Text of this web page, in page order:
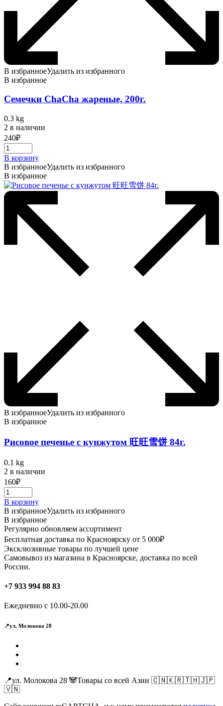
В избранноеУдалить из избранного
В избранное
Семечки ChaCha жареные, 200г.
0.3 kg
2 в наличии
240₽
В корзину
В избранноеУдалить из избранного
В избранное
В избранноеУдалить из избранного
В избранное
Рисовое печенье с кунжутом 旺旺雪饼 84г.
0.1 kg
2 в наличии
160₽
В корзину
В избранноеУдалить из избранного
В избранное
Регулярно обновляем ассортимент
Бесплатная доставка по Красноярску от 5 000₽
Эксклюзивные товары по лучшей цене
Самовывоз из магазина в Красноярске, доставка по всей
России.
+7 933 994 88 83
Ежедневно с 10.00-20.00
📍ул. Молокова 28
📍ул. Молокова 28 🐼Товары со всей Азии 🇨🇳🇰🇷🇹🇭🇯🇵
🇻🇳